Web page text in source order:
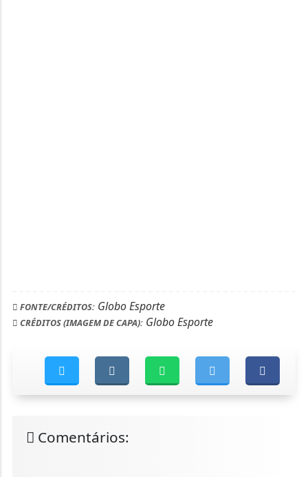
FONTE/CRÉDITOS:Globo Esporte
CRÉDITOS (IMAGEM DE CAPA):Globo Esporte
Comentários: